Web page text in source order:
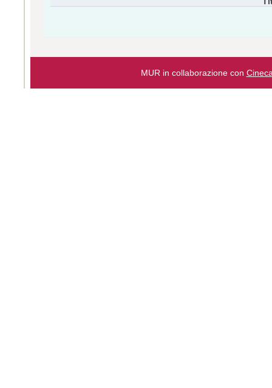
MUR in collaborazione con